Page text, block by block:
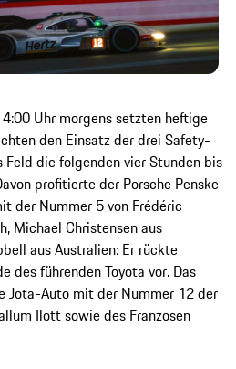
Uhr morgens setzten heftige
den Einsatz der drei Safety-
die folgenden vier Stunden bis
profitierte der Porsche Penske
der Nummer 5 von Frédéric
Michael Christensen aus
aus Australien: Er rückte
des führenden Toyota vor. Das
Jota-Auto mit der Nummer 12 der
Ilott sowie des Franzosen